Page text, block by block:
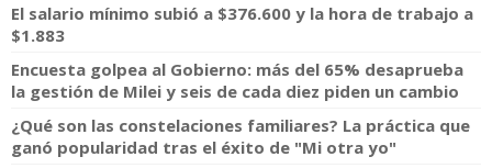
El salario mínimo subió a $376.600 y la hora de trabajo a
$1.883
Encuesta golpea al Gobierno: más del 65% desaprueba
la gestión de Milei y seis de cada diez piden un cambio
¿Qué son las constelaciones familiares? La práctica que
ganó popularidad tras el éxito de "Mi otra yo"